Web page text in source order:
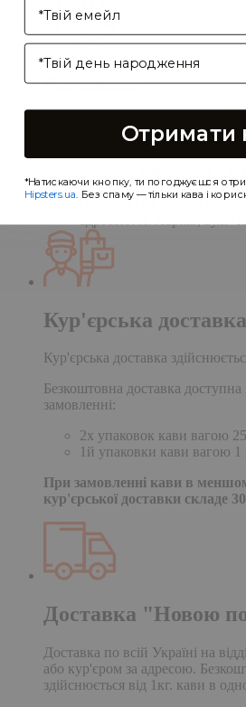
Самовивіз
Самовивіз дає Вам
замовлення на сайті, а
кав'ярні. Деталі:
протягом однієї доби
Чекаємо Вас у гості в
Кур'єрська
Кур'єрська доставка
Безкоштовна доставка
замовленні:
2х упаковок кави вагою
1й упаковки кави вагою 1
При замовленні кави в
кур'єрської доставки складе
Доставка "Новою
Доставка по всій Україні на
або кур'єром за адресою.
здійснюється від 1кг. кави в
Birthday
Отримати
*Натискаючи кнопку, ти погоджуєшся
Hipsters.ua. Без спаму — тільки кава і